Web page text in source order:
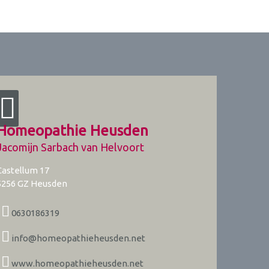
Heusden
Sarbach van Helvoort
17
GZ Heusden
0630186319
info@homeopathieheusden.net
www.homeopathieheusden.net